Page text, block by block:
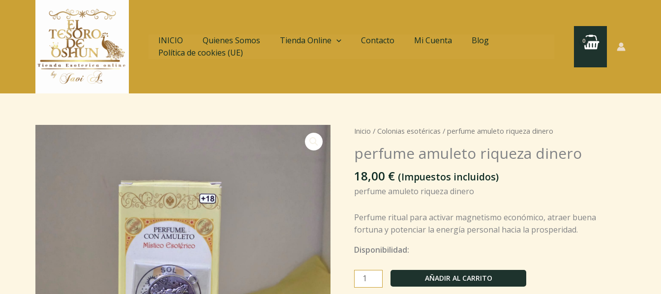
INICIO
Quienes Somos Tienda Online Contacto Mi Cuenta
Blog
Política de cookies (UE)
Inicio / Colonias esotéricas / perfume amuleto riqueza dinero
perfume amuleto riqueza dinero
18,00 € (Impuestos incluidos)
perfume amuleto riqueza dinero
Perfume ritual para activar magnetismo económico, atraer buena
fortuna y potenciar la energía personal hacia la prosperidad.
Disponibilidad:
perfume
riqueza
cantidad
AÑADIR AL CARRITO